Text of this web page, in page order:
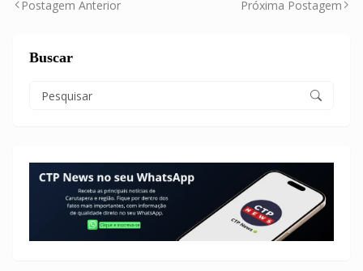
Postagem Anterior Próxima Postagem
Buscar